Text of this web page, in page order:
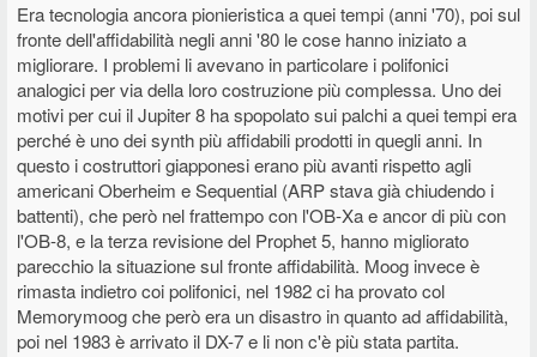
Era tecnologia ancora pionieristica a quei tempi (anni '70), poi sul
fronte dell'affidabilità negli anni '80 le cose hanno iniziato a
migliorare. I problemi li avevano in particolare i polifonici
analogici per via della loro costruzione più complessa. Uno dei
motivi per cui il Jupiter 8 ha spopolato sui palchi a quei tempi era
perché è uno dei synth più affidabili prodotti in quegli anni. In
questo i costruttori giapponesi erano più avanti rispetto agli
americani Oberheim e Sequential (ARP stava già chiudendo i
battenti), che però nel frattempo con l'OB-Xa e ancor di più con
l'OB-8, e la terza revisione del Prophet 5, hanno migliorato
parecchio la situazione sul fronte affidabilità. Moog invece è
rimasta indietro coi polifonici, nel 1982 ci ha provato col
Memorymoog che però era un disastro in quanto ad affidabilità,
poi nel 1983 è arrivato il DX-7 e li non c'è più stata partita.